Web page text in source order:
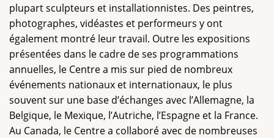
plupart sculpteurs et installationnistes. Des peintres,
photographes, vidéastes et performeurs y ont
également montré leur travail. Outre les expositions
présentées dans le cadre de ses programmations
annuelles, le Centre a mis sur pied de nombreux
événements nationaux et internationaux, le plus
souvent sur une base d’échanges avec l’Allemagne, la
Belgique, le Mexique, l’Autriche, l’Espagne et la France.
Au Canada, le Centre a collaboré avec de nombreuses